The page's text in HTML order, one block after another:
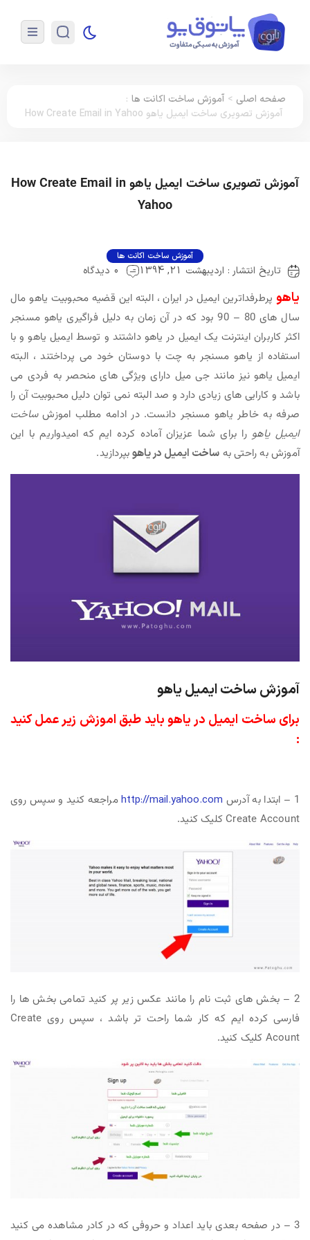
صفحه اصلی > آموزش ساخت اکانت ها :
آموزش تصویری ساخت ایمیل یاهو How Create Email in Yahoo
آموزش تصویری ساخت ایمیل یاهو How Create Email in
Yahoo
آموزش ساخت اکانت ها
تاریخ انتشار : اردیبهشت 21, 1394 0 دیدگاه
یاهو پرطرفداترین ایمیل در ایران ، البته این قضیه محبوبیت یاهو مال
سال های 80 – 90 بود که در آن زمان به دلیل فراگیری یاهو مسنجر
اکثر کاربران اینترنت یک ایمیل در یاهو داشتند و توسط ایمیل یاهو و با
استفاده از یاهو مسنجر به چت با دوستان خود می پرداختند ، البته
ایمیل یاهو نیز مانند جی میل دارای ویژگی های منحصر به فردی می
باشد و کارایی های زیادی دارد و صد البته نمی توان دلیل محبوبیت آن را
صرفه به خاطر یاهو مسنجر دانست. در ادامه مطلب اموزشساخت
ایمیل یاهو را برای شما عزیزان آماده کرده ایم که امیدواریم با این
آموزش به راحتی به ساخت ایمیل در یاهوبپردازید.
آموزش ساخت ایمیل یاهو
برای ساخت ایمیل در یاهو باید طبق اموزش زیر عمل کنید
:
1 – ابتدا به آدرس http://mail.yahoo.comمراجعه کنید و سپس روی
Create Account کلیک کنید.
2 – بخش های ثبت نام را مانند عکس زیر پر کنید تمامی بخش ها را
فارسی کرده ایم که کار شما راحت تر باشد ، سپس روی Create
Acount کلیک کنید.
3 – در صفحه بعدی باید اعداد و حروفی که در کادر مشاهده می کنید